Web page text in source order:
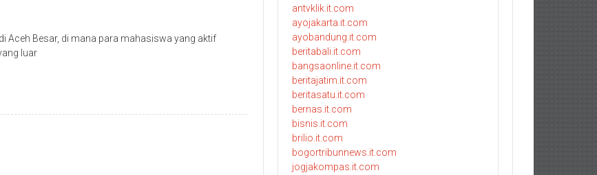
Aceh Besar, di mana para mahasiswa yang aktif
luar
antvklik.it.com
ayojakarta.it.com
ayobandung.it.com
beritabali.it.com
bangsaonline.it.com
beritajatim.it.com
beritasatu.it.com
bernas.it.com
bisnis.it.com
brilio.it.com
bogortribunnews.it.com
jogjakompas.it.com